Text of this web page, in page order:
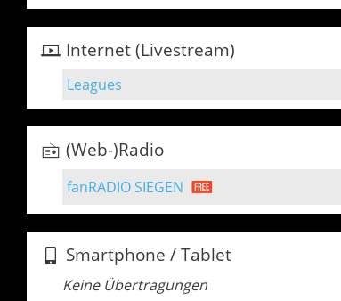
Internet (Livestream)
Leagues
(Web-)Radio
fanRADIO SIEGEN
Smartphone / Tablet
Keine Übertragungen